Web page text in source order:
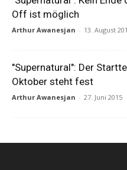
Off ist möglich
Arthur Awanesjan - 13. August
"Supernatural": Der
Oktober steht fest
Arthur Awanesjan - 27. Juni 2015